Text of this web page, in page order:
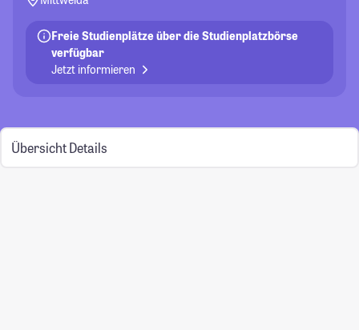
Freie Studienplätze über die Studienplatzbörse
verfügbar
Jetzt informieren
Übersicht Details